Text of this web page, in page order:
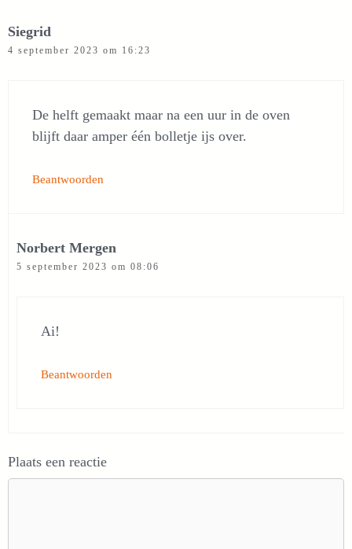
Siegrid
4 september 2023 om 16:23
De helft gemaakt maar na een uur in de oven
blijft daar amper één bolletje ijs over.
Beantwoorden
Norbert Mergen
5 september 2023 om 08:06
Ai!
Beantwoorden
Plaats een reactie